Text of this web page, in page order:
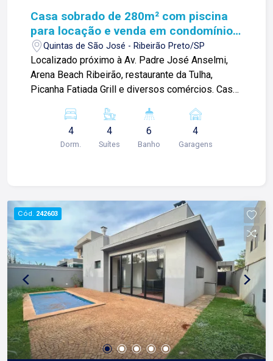
Casa sobrado de 280m² com piscina
para locação e venda em condomínio -
Bonfim Paulista
Quintas de São José - Ribeirão Preto/SP
Localizado próximo à Av. Padre José Anselmi,
Arena Beach Ribeirão, restaurante da Tulha,
Picanha Fatiada Grill e diversos comércios. Casa
com armários; -Sala 02 ambientes climatizada; -
Cozinha com armários; -Área gourmet com
churrasqueira; -02 lavabo externos; -Quintal
com coocktop e exaustor; -Banheiros com box
blindex. Para mais informações e agendamento
de visita, entre em contato. Lago Imóveis - desde
1987 construindo relacionamentos e confiança
com clientes e proprietários.
4
Dorm.
4
Suítes
6
Banho
4
Garagens
Cód. 242603